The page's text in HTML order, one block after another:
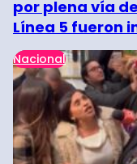
por plena vía
Línea 5 fueron
Nacional